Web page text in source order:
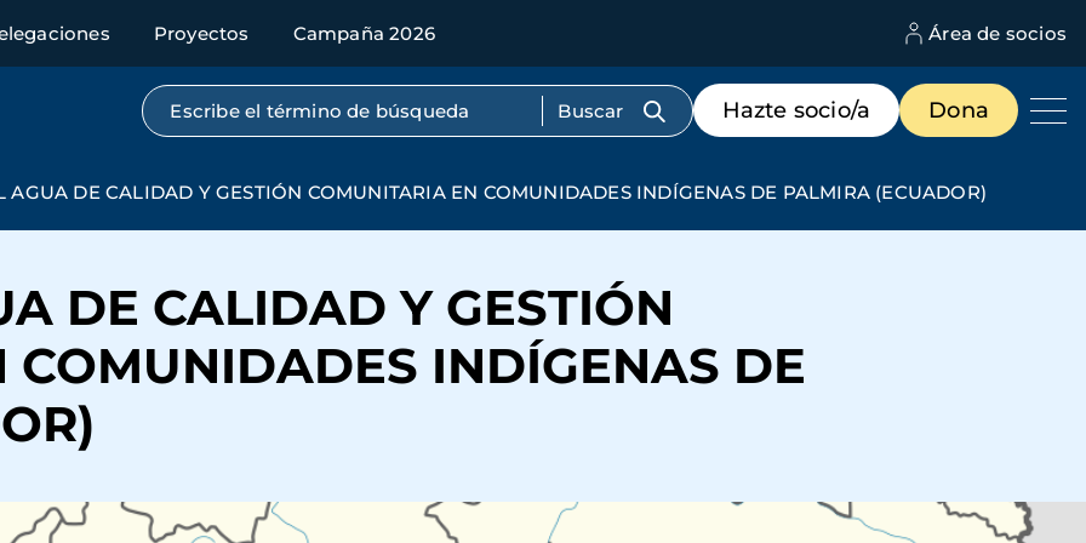
Proyectos Campaña 2026 Área de socios
Búsqueda por texto completo
Menú
de
destacados
Hazte socio/a Dona
AGUA DE CALIDAD Y GESTIÓN COMUNITARIA EN COMUNIDADES INDÍGENAS DE PALMIRA (ECUADOR)
DE CALIDAD Y GESTIÓN
COMUNIDADES INDÍGENAS DE